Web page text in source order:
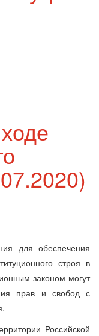
для обеспечения
строя в
законом могут
прав и свобод с
Российской